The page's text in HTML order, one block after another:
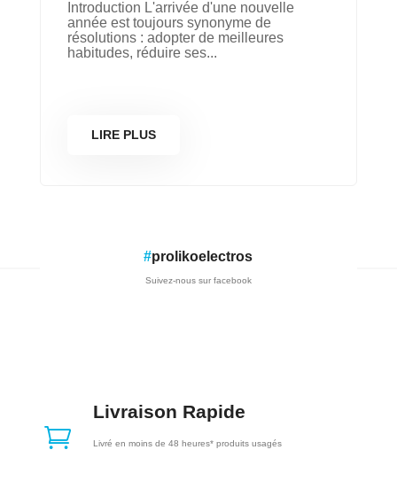
Introduction L'arrivée d'une nouvelle
année est toujours synonyme de
résolutions : adopter de meilleures
habitudes, réduire ses...
LIRE PLUS
#prolikoelectros
Suivez-nous sur facebook

Livraison Rapide
Livré en moins de 48 heures* produits usagés